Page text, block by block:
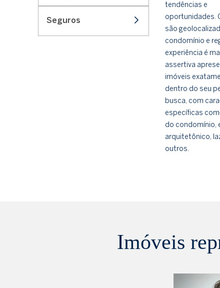
Seguros
tendências e
oportunidades.
são
condomínio e
experiência é
assertiva
imóveis
dentro do seu
busca, com
específicas
do condomínio,
arquitetônico,
outros.
Imóveis